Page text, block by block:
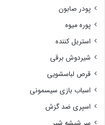
پودر صابون
پوره میوه
استریل کننده
شیردوش برقی
قرص لباسشویی
اسباب بازی سیسمونی
اسپری ضد گزش